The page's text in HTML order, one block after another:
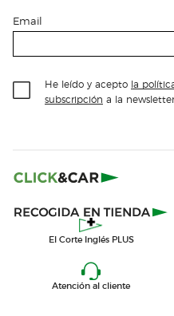
Email
He leído y acepto la
subscripción a la newsletter
El Corte Inglés PLUS
Atención al cliente